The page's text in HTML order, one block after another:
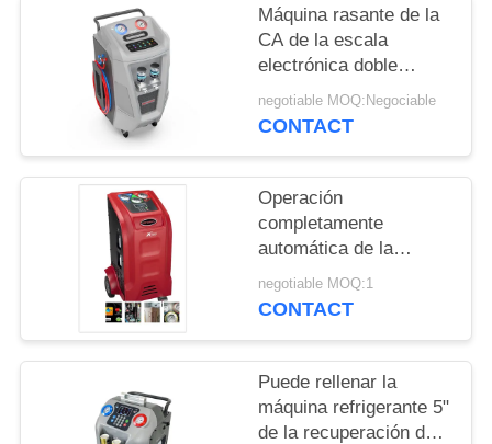
PRIVACY
POLICY
Máquina rasante de la
CA de la escala
electrónica doble
R134a para la recarga
de la CA
negotiable MOQ:Negociable
CONTACT
Operación
completamente
automática de la
máquina de la CA del
coche que limpia con
grande
negotiable MOQ:1
CONTACT
Puede rellenar la
máquina refrigerante 5"
de la recuperación de